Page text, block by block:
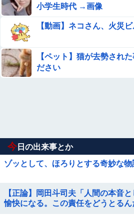
小学生時代 →画像
【動画】ネコさん、火災
【ペット】猫が去勢され
ださい
今 日の出来事とか
ゾッとして、ほろりとする奇妙な物
【正論】岡田斗司夫「人間の本音
愉快になる。この責任をどうとるん